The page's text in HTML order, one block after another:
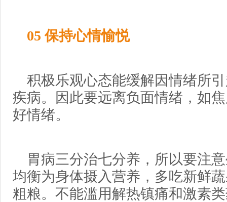
05 保持心情愉悦
积极乐观心态能缓解因情绪所
疾病。因此要远离负面情绪，如
好情绪。
胃病三分治七分养，所以要注
均衡为身体摄入营养，多吃新鲜
粗粮。不能滥用解热镇痛和激素